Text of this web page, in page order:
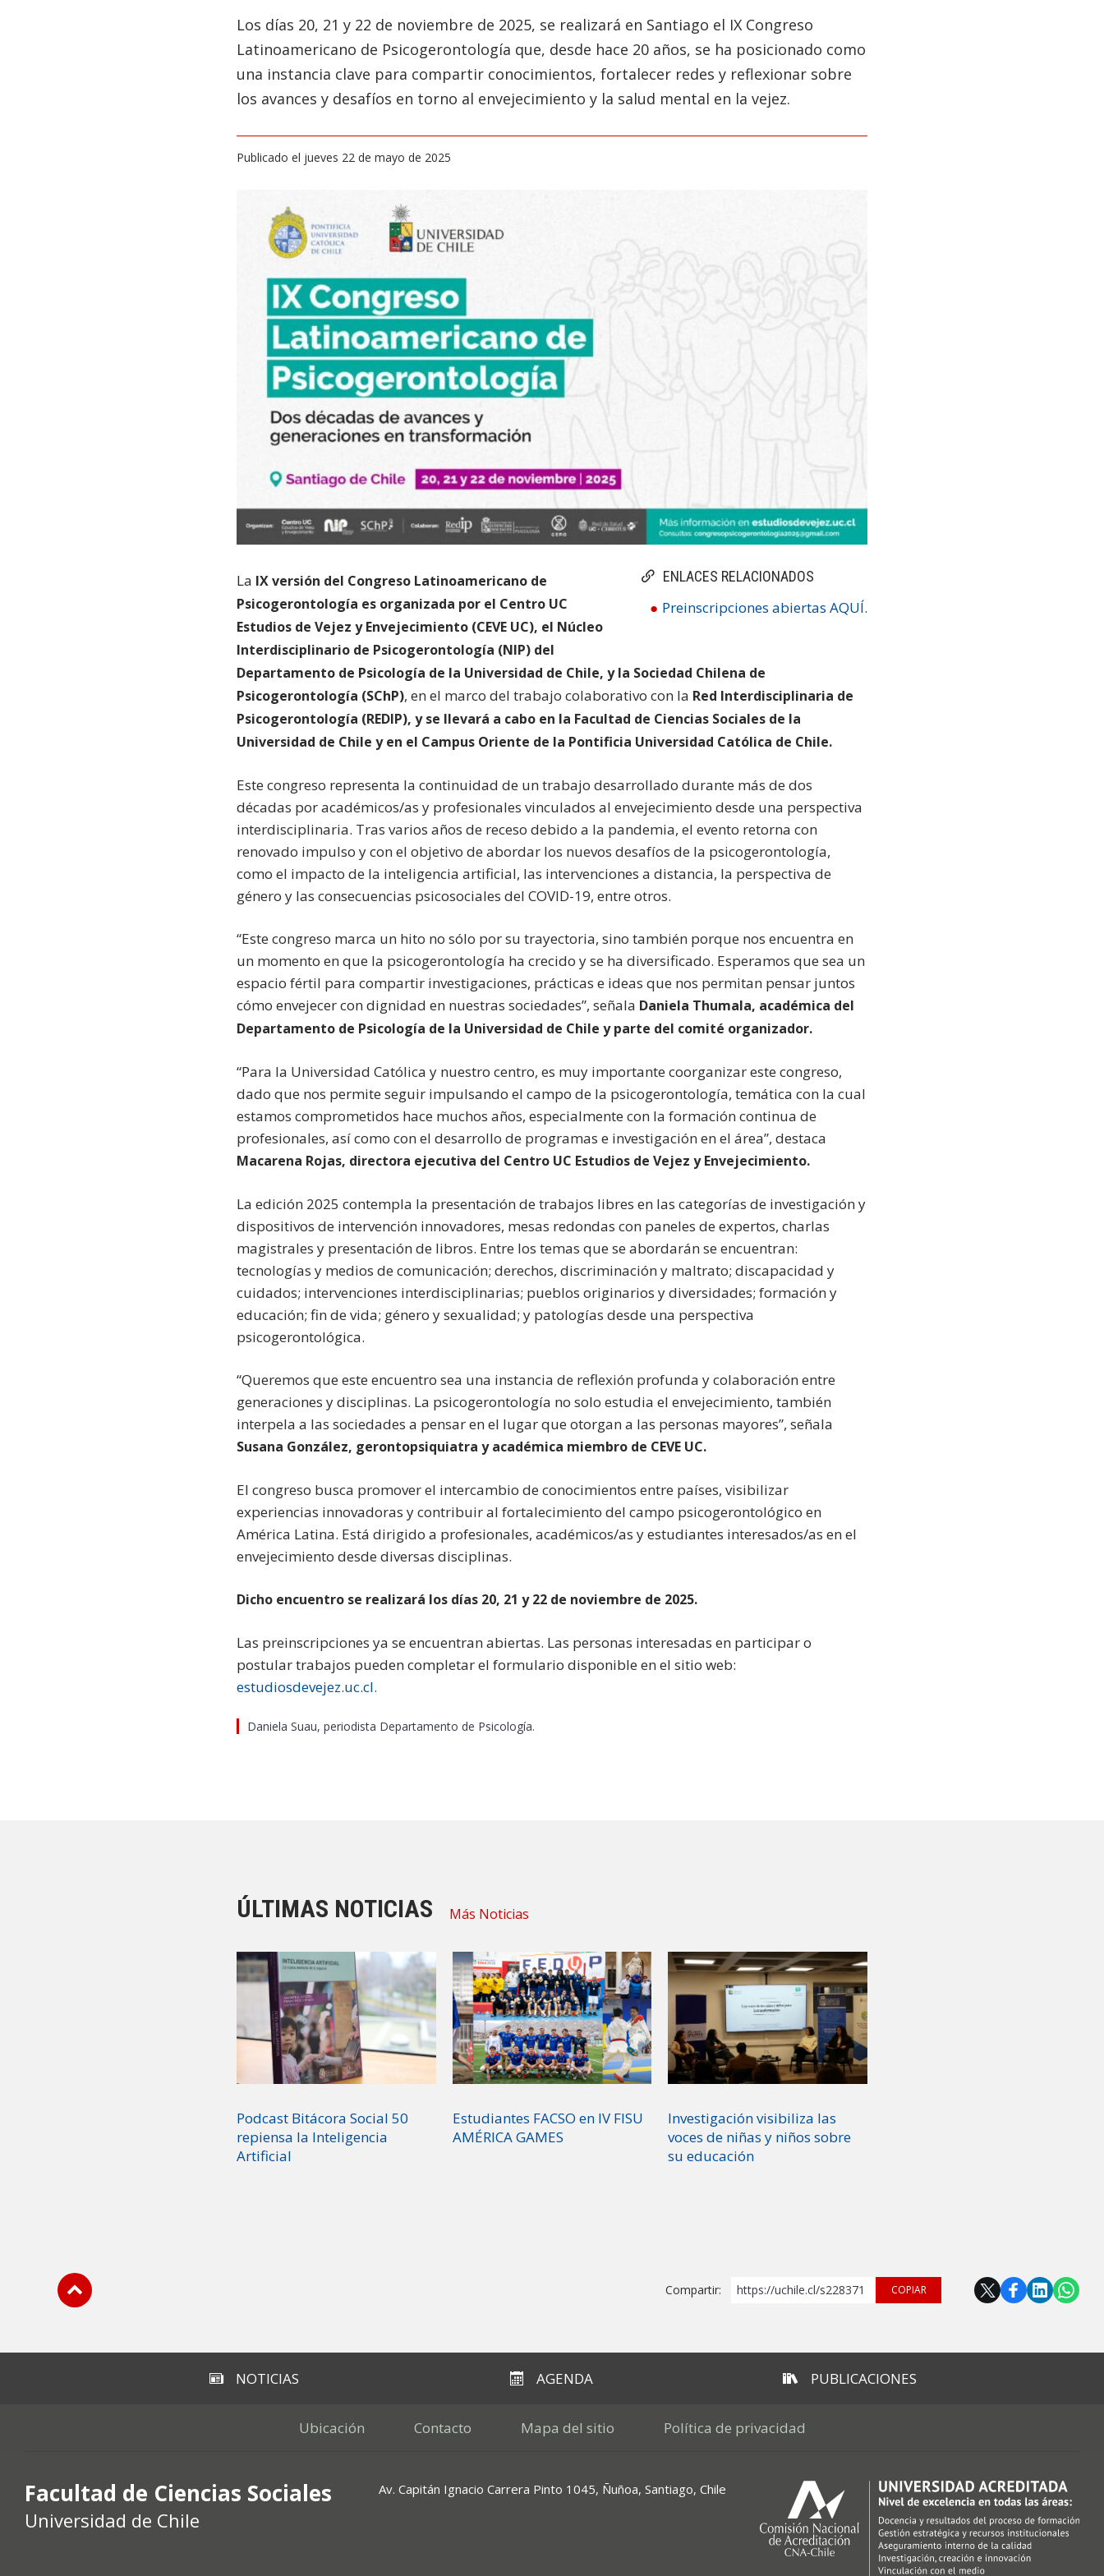
Los días 20, 21 y 22 de noviembre de 2025, se realizará en Santiago el IX Congreso
Latinoamericano de Psicogerontología que, desde hace 20 años, se ha posicionado como
una instancia clave para compartir conocimientos, fortalecer redes y reflexionar sobre
los avances y desafíos en torno al envejecimiento y la salud mental en la vejez.
Publicado el jueves 22 de mayo de 2025
ENLACES RELACIONADOS
Preinscripciones abiertas AQUÍ.
La IX versión del Congreso Latinoamericano de
Psicogerontología es organizada por el Centro UC
Estudios de Vejez y Envejecimiento (CEVE UC), el Núcleo
Interdisciplinario de Psicogerontología (NIP) del
Departamento de Psicología de la Universidad de Chile, y la Sociedad Chilena de
Psicogerontología (SChP), en el marco del trabajo colaborativo con la Red Interdisciplinaria de
Psicogerontología (REDIP), y se llevará a cabo en la Facultad de Ciencias Sociales de la
Universidad de Chile y en el Campus Oriente de la Pontificia Universidad Católica de Chile.
Este congreso representa la continuidad de un trabajo desarrollado durante más de dos
décadas por académicos/as y profesionales vinculados al envejecimiento desde una perspectiva
interdisciplinaria. Tras varios años de receso debido a la pandemia, el evento retorna con
renovado impulso y con el objetivo de abordar los nuevos desafíos de la psicogerontología,
como el impacto de la inteligencia artificial, las intervenciones a distancia, la perspectiva de
género y las consecuencias psicosociales del COVID-19, entre otros.
“Este congreso marca un hito no sólo por su trayectoria, sino también porque nos encuentra en
un momento en que la psicogerontología ha crecido y se ha diversificado. Esperamos que sea un
espacio fértil para compartir investigaciones, prácticas e ideas que nos permitan pensar juntos
cómo envejecer con dignidad en nuestras sociedades”, señala Daniela Thumala, académica del
Departamento de Psicología de la Universidad de Chile y parte del comité organizador.
“Para la Universidad Católica y nuestro centro, es muy importante coorganizar este congreso,
dado que nos permite seguir impulsando el campo de la psicogerontología, temática con la cual
estamos comprometidos hace muchos años, especialmente con la formación continua de
profesionales, así como con el desarrollo de programas e investigación en el área”, destaca
Macarena Rojas, directora ejecutiva del Centro UC Estudios de Vejez y Envejecimiento.
La edición 2025 contempla la presentación de trabajos libres en las categorías de investigación y
dispositivos de intervención innovadores, mesas redondas con paneles de expertos, charlas
magistrales y presentación de libros. Entre los temas que se abordarán se encuentran:
tecnologías y medios de comunicación; derechos, discriminación y maltrato; discapacidad y
cuidados; intervenciones interdisciplinarias; pueblos originarios y diversidades; formación y
educación; fin de vida; género y sexualidad; y patologías desde una perspectiva
psicogerontológica.
“Queremos que este encuentro sea una instancia de reflexión profunda y colaboración entre
generaciones y disciplinas. La psicogerontología no solo estudia el envejecimiento, también
interpela a las sociedades a pensar en el lugar que otorgan a las personas mayores”, señala
Susana González, gerontopsiquiatra y académica miembro de CEVE UC.
El congreso busca promover el intercambio de conocimientos entre países, visibilizar
experiencias innovadoras y contribuir al fortalecimiento del campo psicogerontológico en
América Latina. Está dirigido a profesionales, académicos/as y estudiantes interesados/as en el
envejecimiento desde diversas disciplinas.
Dicho encuentro se realizará los días 20, 21 y 22 de noviembre de 2025.
Las preinscripciones ya se encuentran abiertas. Las personas interesadas en participar o
postular trabajos pueden completar el formulario disponible en el sitio web:
estudiosdevejez.uc.cl.
Daniela Suau, periodista Departamento de Psicología.
ÚLTIMAS NOTICIAS Más Noticias
Podcast Bitácora Social 50
repiensa la Inteligencia
Artificial
Estudiantes FACSO en IV FISU
AMÉRICA GAMES
Investigación visibiliza las
voces de niñas y niños sobre
su educación
Compartir: https://uchile.cl/s228371 COPIAR
NOTICIAS AGENDA PUBLICACIONES
Ubicación Contacto Mapa del sitio Política de privacidad
Facultad de Ciencias Sociales
Universidad de Chile
Av. Capitán Ignacio Carrera Pinto 1045, Ñuñoa, Santiago, Chile